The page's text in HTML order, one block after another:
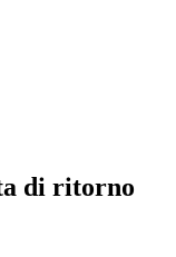
di ritorno